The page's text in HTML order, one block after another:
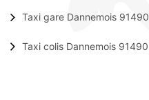
Taxi gare Dannemois 91490
Taxi colis Dannemois 91490